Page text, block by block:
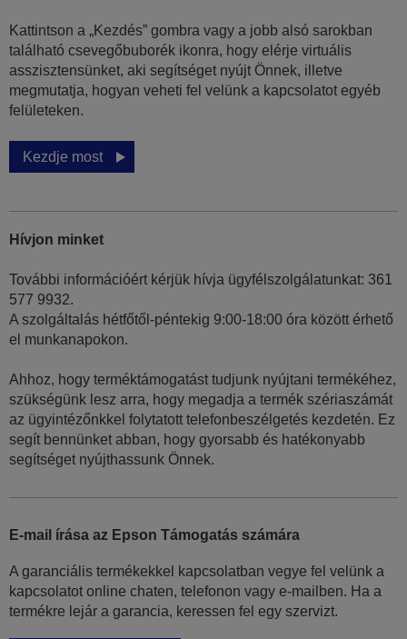
Kattintson a „Kezdés” gombra vagy a jobb alsó sarokban
található csevegőbuborék ikonra, hogy elérje virtuális
asszisztensünket, aki segítséget nyújt Önnek, illetve
megmutatja, hogyan veheti fel velünk a kapcsolatot egyéb
felületeken.
Kezdje most
Hívjon minket
További információért kérjük hívja ügyfélszolgálatunkat: 361
577 9932.
A szolgáltalás hétfőtől-péntekig 9:00-18:00 óra között érhető
el munkanapokon.
Ahhoz, hogy terméktámogatást tudjunk nyújtani termékéhez,
szükségünk lesz arra, hogy megadja a termék szériaszámát
az ügyintézőnkkel folytatott telefonbeszélgetés kezdetén. Ez
segít bennünket abban, hogy gyorsabb és hatékonyabb
segítséget nyújthassunk Önnek.
E-mail írása az Epson Támogatás számára
A garanciális termékekkel kapcsolatban vegye fel velünk a
kapcsolatot online chaten, telefonon vagy e-mailben. Ha a
termékre lejár a garancia, keressen fel egy szervizt.